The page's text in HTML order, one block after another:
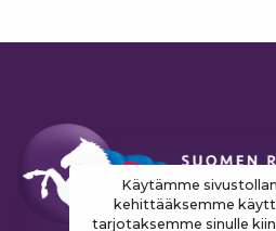
Käytämme
kehittääksemme
tarjotaksemme sinulle